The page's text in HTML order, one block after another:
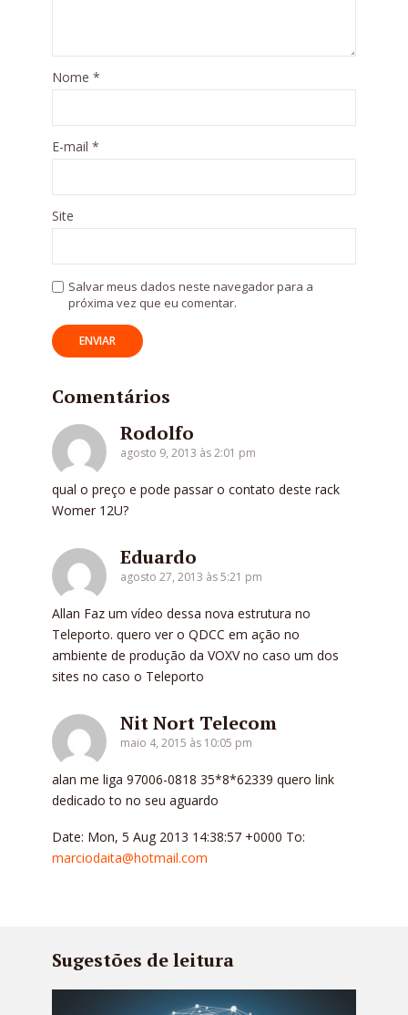
Nome *
E-mail *
Site
Salvar meus dados neste navegador para a
próxima vez que eu comentar.
Comentários
Rodolfo
agosto 9, 2013 às 2:01 pm
qual o preço e pode passar o contato deste rack
Womer 12U?
Eduardo
agosto 27, 2013 às 5:21 pm
Allan Faz um vídeo dessa nova estrutura no
Teleporto. quero ver o QDCC em ação no
ambiente de produção da VOXV no caso um dos
sites no caso o Teleporto
Nit Nort Telecom
maio 4, 2015 às 10:05 pm
alan me liga 97006-0818 35*8*62339 quero link
dedicado to no seu aguardo
Date: Mon, 5 Aug 2013 14:38:57 +0000 To:
marciodaita@hotmail.com
Sugestões de leitura